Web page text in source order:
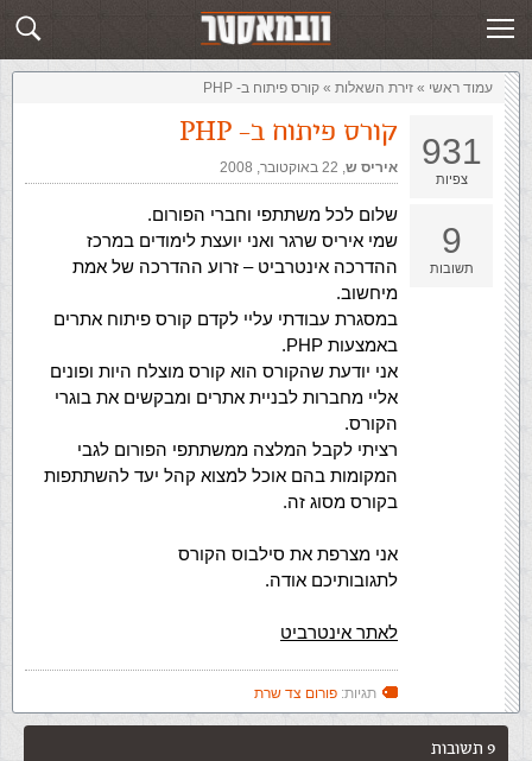
שלח תשובה זירת השאלות
עמוד ראשי » ‏זירת השאלות‏ » קורס פיתוח ב- PHP
931
צפיות
9
תשובות
קורס פיתוח ב- PHP
איריס ש,‏ 22 באוקטובר, 2008
שלום לכל משתתפי וחברי הפורום.
שמי איריס שרגר ואני יועצת לימודים במרכז
ההדרכה אינטרביט – זרוע ההדרכה של אמת
מיחשוב.
במסגרת עבודתי עליי לקדם קורס פיתוח אתרים
באמצעות PHP.
אני יודעת שהקורס הוא קורס מוצלח היות ופונים
אליי מחברות לבניית אתרים ומבקשים את בוגרי
הקורס.
רציתי לקבל המלצה ממשתתפי הפורום לגבי
המקומות בהם אוכל למצוא קהל יעד להשתתפות
בקורס מסוג זה.
אני מצרפת את סילבוס הקורס
לתגובותיכם אודה.
לאתר אינטרביט
תגיות: פורום צד שרת
9 תשובות